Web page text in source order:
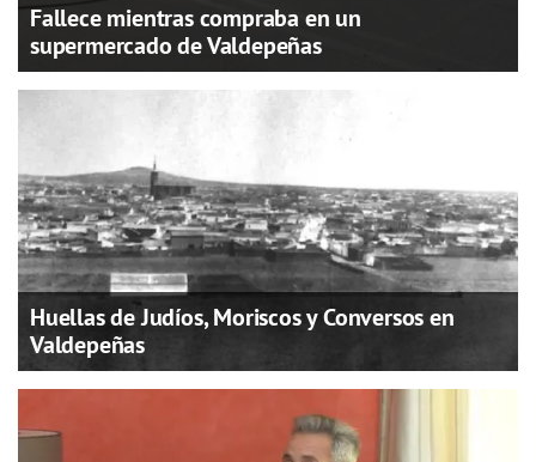
Fallece mientras compraba en un
supermercado de Valdepeñas
Huellas de Judíos, Moriscos y Conversos en
Valdepeñas